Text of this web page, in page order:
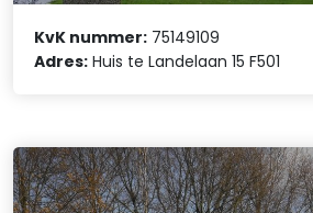
KvK nummer: 75149109
Adres: Huis te Landelaan 15 F501